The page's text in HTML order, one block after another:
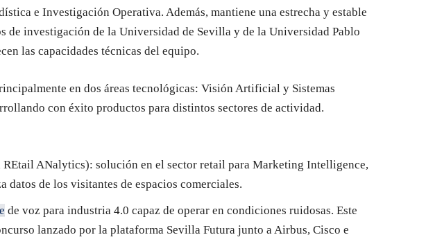
e Investigación Operativa. Además, mantiene una estrecha y estable
de investigación de la Universidad de Sevilla y de la Universidad Pablo
las capacidades técnicas del equipo.
en dos áreas tecnológicas: Visión Artificial y Sistemas
con éxito productos para distintos sectores de actividad.
REtail ANalytics): solución en el sector retail para Marketing Intelligence,
datos de los visitantes de espacios comerciales.
de voz para industria 4.0 capaz de operar en condiciones ruidosas. Este
lanzado por la plataforma Sevilla Futura junto a Airbus, Cisco e